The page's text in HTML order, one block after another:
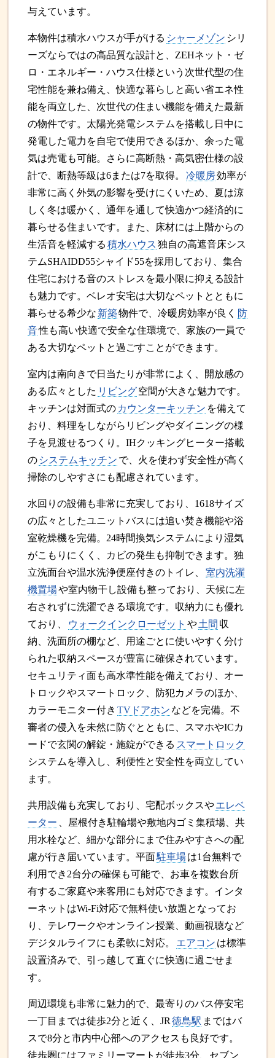
与えています。
本物件は積水ハウスが手がける シャーメゾン シリ
ーズならではの高品質な設計と、ZEHネット・ゼ
ロ・エネルギー・ハウス仕様という次世代型の住
宅性能を兼ね備え、快適な暮らしと高い省エネ性
能を両立した、次世代の住まい機能を備えた最新
の物件です。太陽光発電システムを搭載し日中に
発電した電力を自宅で使用できるほか、余った電
気は売電も可能。さらに高断熱・高気密仕様の設
計で、断熱等級は6または7を取得。
冷暖房効率が
非常に高く外気の影響を受けにくいため、夏は涼
しく冬は暖かく、通年を通して快適かつ経済的に
暮らせる住まいです。また、床材には上階からの
生活音を軽減する 積水ハウス 独自の高遮音床シス
テムSHAIDD55シャイド55を採用しており、集合
住宅における音のストレスを最小限に抑える設計
も魅力です。ベレオ安宅は大切なペットとともに
暮らせる希少な 新築物件で、冷暖房効率が良く 防
音性も高い快適で安全な住環境で、家族の一員で
ある大切なペットと過ごすことができます。
室内は南向きで日当たりが非常によく、開放感の
ある広々とした リビング空間が大きな魅力です。
キッチンは対面式の カウンターキッチン を備えて
おり、料理をしながらリビングやダイニングの様
子を見渡せるつくり。IHクッキングヒーター搭載
の システムキッチン で、火を使わず安全性が高く
掃除のしやすさにも配慮されています。
水回りの設備も非常に充実しており、1618サイズ
の広々としたユニットバスには追い焚き機能や浴
室乾燥機を完備。24時間換気システムにより湿気
がこもりにくく、カビの発生も抑制できます。独
立洗面台や温水洗浄便座付きのトイレ、
室内洗濯
機置場や室内物干し設備も整っており、天候に左
右されずに洗濯できる環境です。収納力にも優れ
ており、
ウォークインクローゼット や土間 収
納、洗面所の棚など、用途ごとに使いやすく分け
られた収納スペースが豊富に確保されています。
セキュリティ面も高水準性能を備えており、オー
トロックやスマートロック、防犯カメラのほか、
カラーモニター付き TVドアホン などを完備。不
審者の侵入を未然に防ぐとともに、スマホやICカ
ードで玄関の解錠・施錠ができる スマートロック
システムを導入し、利便性と安全性を両立してい
ます。
共用設備も充実しており、宅配ボックスやエレベ
ーター
、屋根付き駐輪場や敷地内ゴミ集積場、共
用水栓など、細かな部分にまで住みやすさへの配
慮が行き届いています。平面駐車場は1台無料で
利用でき2台分の確保も可能で、お車を複数台所
有するご家庭や来客用にも対応できます。インタ
ーネットはWi-Fi対応で無料使い放題となってお
り、テレワークやオンライン授業、動画視聴など
デジタルライフにも柔軟に対応。
エアコン は標準
設置済みで、引っ越して直ぐに快適に過ごせま
す。
周辺環境も非常に魅力的で、最寄りのバス停安宅
一丁目までは徒歩2分と近く、JR 徳島駅 まではバ
スで8分と市内中心部へのアクセスも良好です。
徒歩圏にはファミリーマートが徒歩3分、セブン